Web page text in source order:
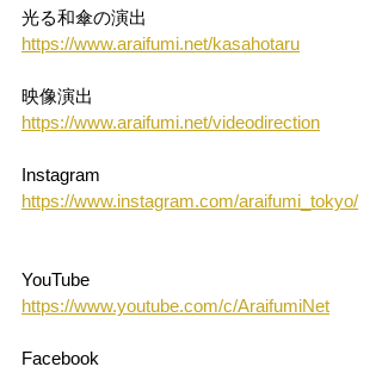
光る和傘の演出
https://www.araifumi.net/kasahotaru
映像演出
https://www.araifumi.net/videodirection
Instagram
https://www.instagram.com/araifumi_tokyo/
YouTube
https://www.youtube.com/c/AraifumiNet
Facebook